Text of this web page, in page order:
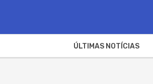
ÚLTIMAS NOTÍCIAS